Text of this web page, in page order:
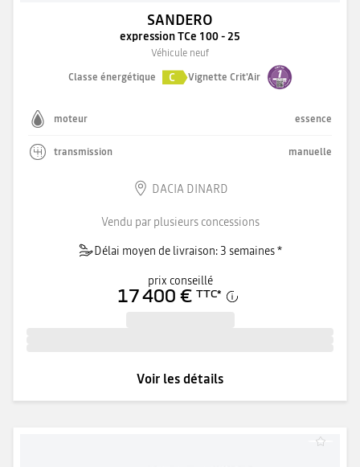
SANDERO
expression TCe 100 - 25
Véhicule neuf
Classe énergétique
C Vignette Crit'Air
moteur essence
transmission manuelle
DACIA DINARD
Vendu par plusieurs concessions
Délai moyen de livraison: 3 semaines *
prix conseillé
17 400 € TTC*
Voir les détails